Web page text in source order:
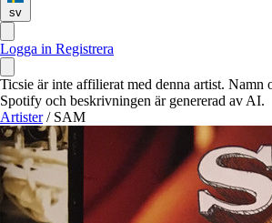
sv
Logga in Registrera
Ticsie är inte affilierat med denna artist. Namn
Spotify och beskrivningen är genererad av AI.
Artister / SAM